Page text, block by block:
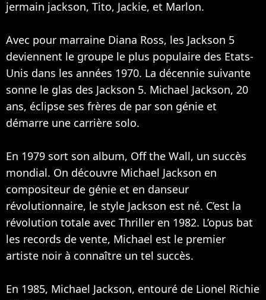
jermain jackson, Tito, Jackie, et Marlon.
Avec pour marraine Diana Ross, les Jackson 5
deviennent le groupe le plus populaire des Etats-
Unis dans les années 1970. La décennie suivante
sonne le glas des Jackson 5. Michael Jackson, 20
ans, éclipse ses frères de par son génie et
démarre une carrière solo.
En 1979 sort son album, Off the Wall, un succès
mondial. On découvre Michael Jackson en
compositeur de génie et en danseur
révolutionnaire, le style Jackson est né. C’est la
révolution totale avec Thriller en 1982. L’opus bat
les records de vente, Michael est le premier
artiste noir à connaître un tel succès.
En 1985, Michael Jackson, entouré de Lionel Richie